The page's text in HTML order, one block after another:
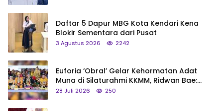
Daftar 5 Dapur MBG Kota Kendari Kena
Blokir Sementara dari Pusat
3 Agustus 2026 2242
Euforia ‘Obral’ Gelar Kehormatan Adat
Muna di Silaturahmi KKMM, Ridwan Bae:
Saya Bukan Tipe Begitu, Belum Pantas!
28 Juli 2026 250